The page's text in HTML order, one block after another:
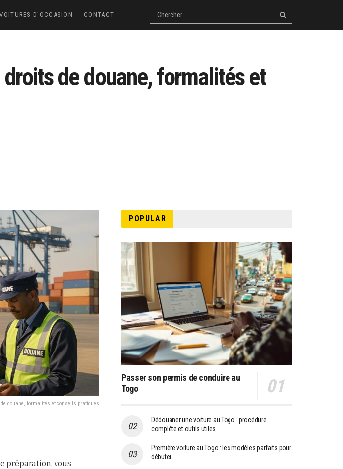
VOITURES D’OCCASION CONTACT
de douane, formalités et
de douane, formalités et conseils pratiques
préparation, vous
POPULAR
Passer son permis de conduire au
Togo
Dédouaner une voiture au Togo : procédure
complète et outils utiles
Première voiture au Togo : les modèles parfaits pour
débuter